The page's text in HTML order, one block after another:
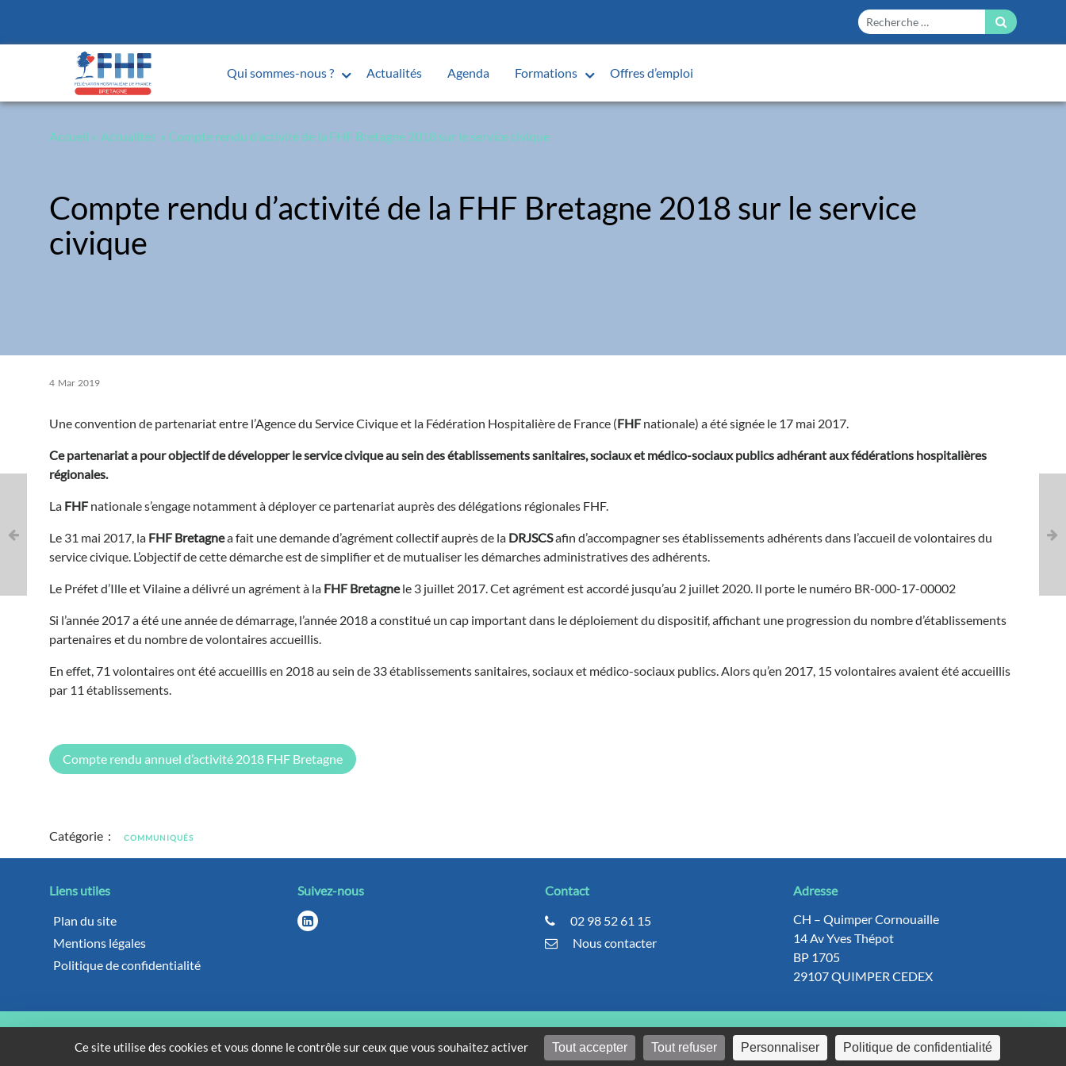
Qui sommes-nous ? Actualités Agenda Formations Offres d’emploi
Accueil » Actualités » Compte rendu d’activité de la FHF Bretagne 2018 sur le service civique
Compte rendu d’activité de la FHF Bretagne 2018 sur le service
civique
4 Mar 2019
Une convention de partenariat entre l’Agence du Service Civique et la Fédération Hospitalière de France (FHFnationale) a été signée le 17 mai 2017.
Ce partenariat a pour objectif de développer le service civique au sein des établissements sanitaires, sociaux et médico-sociaux publics adhérant aux fédérations hospitalières
régionales.
La FHFnationale s’engage notamment à déployer ce partenariat auprès des délégations régionales FHF.
Le 31 mai 2017, la FHF Bretagnea fait une demande d’agrément collectif auprès de la DRJSCSafin d’accompagner ses établissements adhérents dans l’accueil de volontaires du
service civique. L’objectif de cette démarche est de simplifier et de mutualiser les démarches administratives des adhérents.
Le Préfet d’Ille et Vilaine a délivré un agrément à la FHF Bretagnele 3 juillet 2017. Cet agrément est accordé jusqu’au 2 juillet 2020. Il porte le numéro BR-000-17-00002
Si l’année 2017 a été une année de démarrage, l’année 2018 a constitué un cap important dans le déploiement du dispositif, affichant une progression du nombre d’établissements
partenaires et du nombre de volontaires accueillis.
En effet, 71 volontaires ont été accueillis en 2018 au sein de 33 établissements sanitaires, sociaux et médico-sociaux publics. Alors qu’en 2017, 15 volontaires avaient été accueillis
par 11 établissements.
Compte rendu annuel d’activité 2018 FHF Bretagne
Catégorie : COMMUNIQUÉS
Liens utiles
Plan du site
Mentions légales
Politique de confidentialité
Suivez-nous
Contact
02 98 52 61 15
Nous contacter
Adresse
CH – Quimper Cornouaille
14 Av Yves Thépot
BP 1705
29107 QUIMPER CEDEX
© FHF Bretagne – FÉDÉRATION HOSPITALIÈRE DE FRANCE | TOUS DROITS RÉSERVÉS | DESIGNGENIOUS INTERACTIVE
Ce site utilise des cookies et vous donne le contrôle sur ceux que vous souhaitez activer Tout accepter Tout refuser Personnaliser Politique de confidentialité